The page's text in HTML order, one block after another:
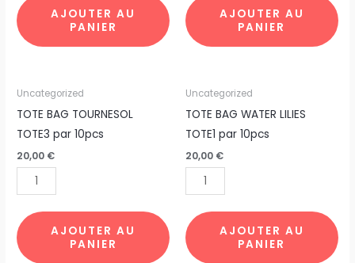
10pcs
AJOUTER AU
PANIER
par
10pcs
AJOUTER AU
PANIER
Uncategorized
TOTE BAG TOURNESOL
TOTE3 par 10pcs
20,00 €
quantité
de
TOTE
TOURNESOL
TOTE3
10pcs
AJOUTER AU
PANIER
Uncategorized
TOTE BAG WATER LILIES
TOTE1 par 10pcs
20,00 €
quantité
de
TOTE
WATER
LILIES
par
10pcs
AJOUTER AU
PANIER